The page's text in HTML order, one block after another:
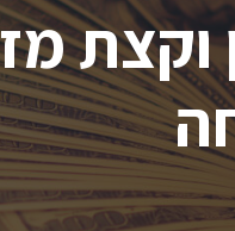
וקצת